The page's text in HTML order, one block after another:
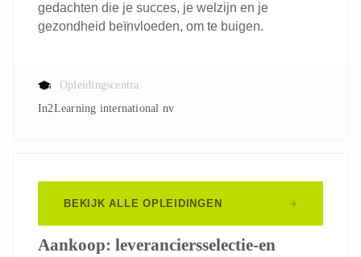
gedachten die je succes, je welzijn en je
gezondheid beïnvloeden, om te buigen.
Opleidingscentra
In2Learning international nv
BEKIJK ALLE OPLEIDINGEN
Aankoop: leveranciersselectie-en